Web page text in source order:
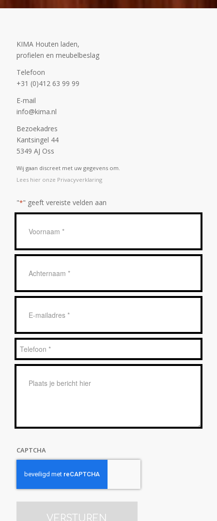
KIMA Houten laden,
profielen en meubelbeslag
Telefoon
+31 (0)412 63 99 99
E-mail
info@kima.nl
Bezoekadres
Kantsingel 44
5349 AJ Oss
Wij gaan discreet met uw gegevens om.
Lees hier onze Privacyverklaring
"*" geeft vereiste velden aan
mailadres
Telefoon
CAPTCHA